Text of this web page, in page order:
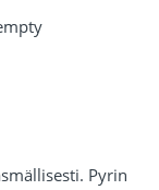
Pyrin